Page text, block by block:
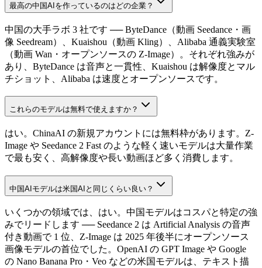
最高の中国AIを作っているのはどの企業？
中国の大手ラボ 3 社です ── ByteDance（動画 Seedance・画
像 Seedream）、Kuaishou（動画 Kling）、Alibaba 通義実験室
（動画 Wan・オープンソースの Z-Image）。それぞれ強みが
あり、ByteDance は音声と一貫性、Kuaishou は解像度とマル
チショット、Alibaba は速度とオープンソースです。
これらのモデルは無料で使えますか？
はい。ChinaAI の新規アカウントには無料枠があります。Z-
Image や Seedance 2 Fast のような軽く速いモデルは大量作業
で最も安く、高解像度や長い動画ほど多く消費します。
中国AIモデルは米国AIと同じくらい良い？
いくつかの領域では、はい。中国モデルはコスパと特定の強
みでリードします ── Seedance 2 は Artificial Analysis の音声
付き動画で 1 位、Z-Image は 2025 年後半にオープンソース
画像モデルの首位でした。OpenAI の GPT Image や Google
の Nano Banana Pro・Veo などの米国モデルは、テキスト描